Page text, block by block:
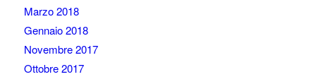
Marzo 2018
Gennaio 2018
Novembre 2017
Ottobre 2017